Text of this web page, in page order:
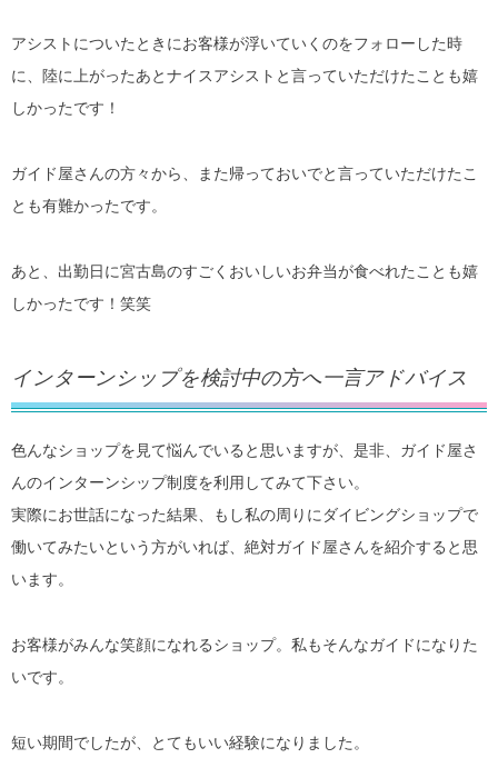
アシストについたときにお客様が浮いていくのをフォローした時
に、陸に上がったあとナイスアシストと言っていただけたことも嬉
しかったです！
ガイド屋さんの方々から、また帰っておいでと言っていただけたこ
とも有難かったです。
あと、出勤日に宮古島のすごくおいしいお弁当が食べれたことも嬉
しかったです！笑笑
インターンシップを検討中の方へ一言アドバイス
色んなショップを見て悩んでいると思いますが、是非、ガイド屋さ
んのインターンシップ制度を利用してみて下さい。
実際にお世話になった結果、もし私の周りにダイビングショップで
働いてみたいという方がいれば、絶対ガイド屋さんを紹介すると思
います。
お客様がみんな笑顔になれるショップ。私もそんなガイドになりた
いです。
短い期間でしたが、とてもいい経験になりました。